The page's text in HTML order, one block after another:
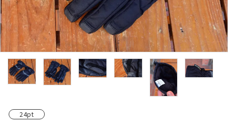
レンタル・修理
店舗情報
POLICY
INFORMATION
ACCOUNT MENU
24pt